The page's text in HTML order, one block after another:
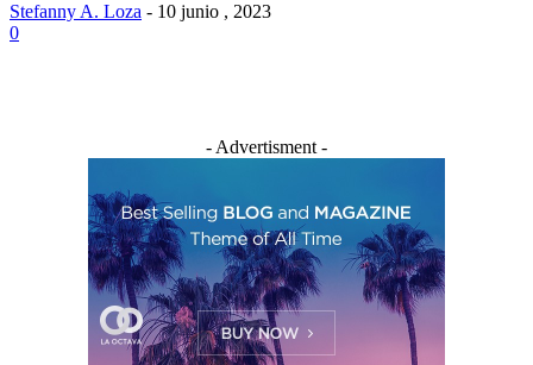
Stefanny A. Loza - 10 junio , 2023
0
- Advertisment -